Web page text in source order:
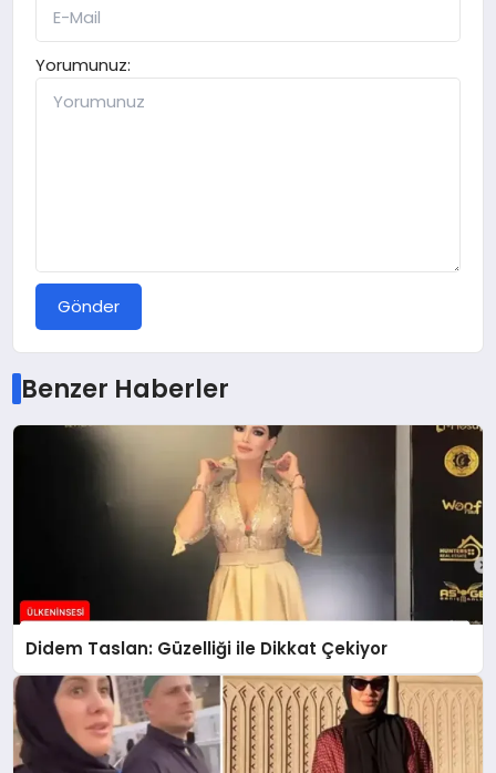
Yorumunuz:
Gönder
Benzer Haberler
Didem Taslan: Güzelliği ile Dikkat Çekiyor